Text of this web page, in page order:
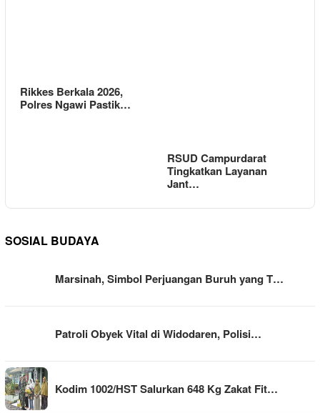
Rikkes Berkala 2026,
Polres Ngawi Pastik…
RSUD Campurdarat
Tingkatkan Layanan
Jant…
SOSIAL BUDAYA
Marsinah, Simbol Perjuangan Buruh yang T…
Patroli Obyek Vital di Widodaren, Polisi…
Kodim 1002/HST Salurkan 648 Kg Zakat Fit…